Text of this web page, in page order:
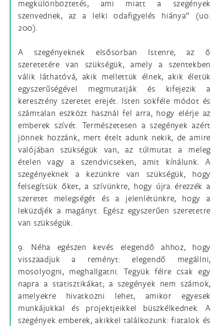
megkülönböztetés, ami miatt a szegények
szenvednek, az a lelki odafigyelés hiánya” (uo.
200).
A szegényeknek elsősorban Istenre, az ő
szeretetére van szükségük, amely a szentekben
válik láthatóvá, akik mellettük élnek, akik életük
egyszerűségével megmutatják és kifejezik a
keresztény szeretet erejét. Isten sokféle módot és
számtalan eszközt használ fel arra, hogy elérje az
emberek szívét. Természetesen a szegények azért
jönnek hozzánk, mert ételt adunk nekik, de amire
valójában szükségük van, az túlmutat a meleg
ételen vagy a szendvicseken, amit kínálunk. A
szegényeknek a kezünkre van szükségük, hogy
felsegítsük őket, a szívünkre, hogy újra érezzék a
szeretet melegségét és a jelenlétünkre, hogy a
leküzdjék a magányt. Egész egyszerűen szeretetre
van szükségük.
9. Néha egészen kevés elegendő ahhoz, hogy
visszaadjuk a reményt: elegendő megállni,
mosolyogni, meghallgatni. Tegyük félre csak egy
napra a statisztikákat; a szegények nem számok,
amelyekre hivatkozni lehet, amikor egyesek
munkájukkal és projektjeikkel büszkélkednek. A
szegények emberek, akikkel találkozunk: fiatalok és